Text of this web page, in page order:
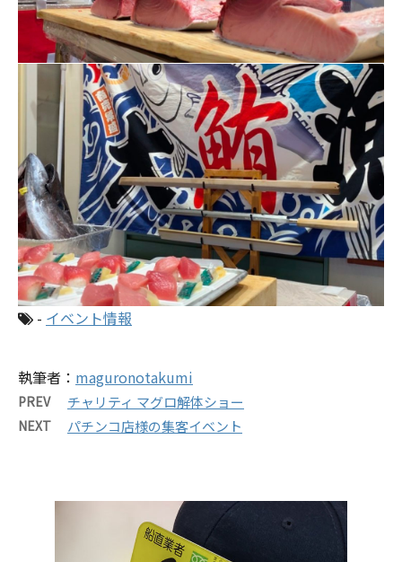
- イベント情報
執筆者： maguronotakumi
PREV チャリティ マグロ解体ショー
NEXT パチンコ店様の集客イベント